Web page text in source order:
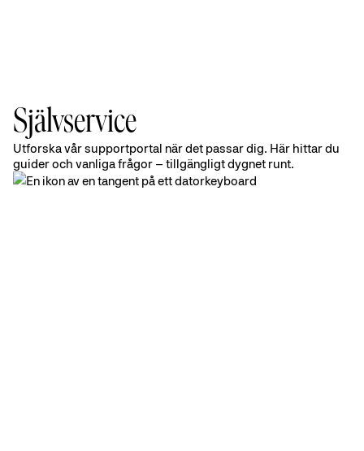
Supportportalen
Självservice
Utforska vår supportportal när det passar dig. Här hittar du
guider och vanliga frågor – tillgängligt dygnet runt.